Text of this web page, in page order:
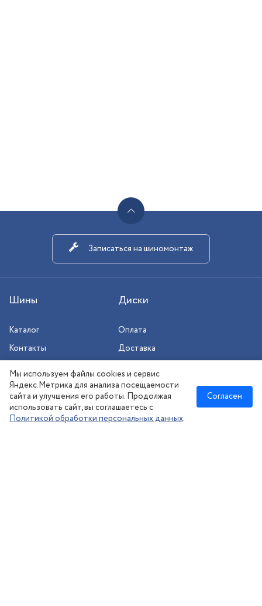
Шины Диски
Каталог
Контакты
Оплата
Доставка
Сезонное хранение
Записаться на шиномонтаж
Новосибирск:
Мы используем файлы cookies и сервис
Яндекс.Метрика для анализа посещаемости
сайта и улучшения его работы. Продолжая
использовать сайт, вы соглашаетесь с
Политикой обработки персональных данных.
Согласен